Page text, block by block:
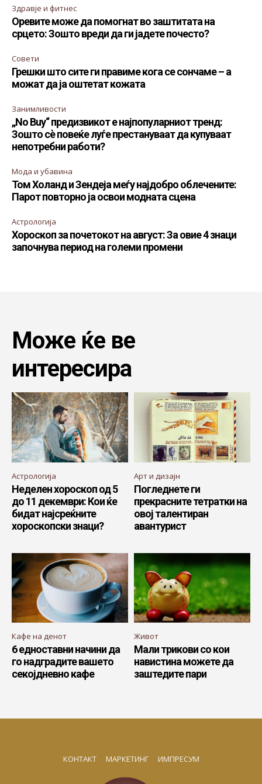
Здравје и фитнес
Оревите може да помогнат во заштитата на
срцето: Зошто вреди да ги јадете почесто?
Совети
Грешки што сите ги правиме кога се сончаме – а
можат да ја оштетат кожата
Занимливости
„No Buy“ предизвикот е најпопуларниот тренд:
Зошто сè повеќе луѓе престануваат да купуваат
непотребни работи?
Мода и убавина
Том Холанд и Зендеја меѓу најдобро облечените:
Парот повторно ја освои модната сцена
Астрологија
Хороскоп за почетокот на август: За овие 4 знаци
започнува период на големи промени
Може ќе ве
интересира
Астрологија
Неделен хороскоп од 5
до 11 декември: Кои ќе
бидат најсреќните
хороскопски знаци?
Арт и дизајн
Погледнете ги
прекрасните тетратки на
овој талентиран
авантурист
Кафе на денот
6 едноставни начини да
го надградите вашето
секојдневно кафе
Живот
Мали трикови со кои
навистина можете да
заштедите пари
КОНТАКТ МАРКЕТИНГ ИМПРЕСУМ